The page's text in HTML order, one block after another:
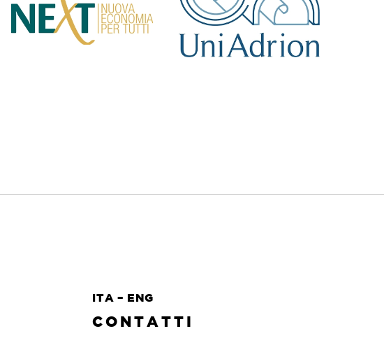
ITA – ENG
CONTATTI